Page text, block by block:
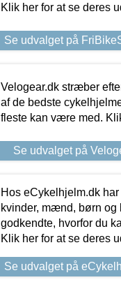
Klik her for at se deres
Se udvalget på
Velogear.dk stræber
af de bedste
fleste kan være med.
Se udvalget på
Hos eCykelhjelm.dk
kvinder, mænd, børn og
godkendte, hvorfor du
Klik her for at se deres
Se udvalget på